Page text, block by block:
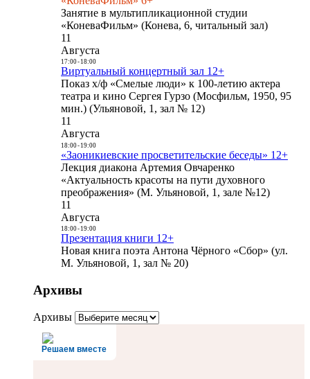
Занятие в мультипликационной студии
«КоневаФильм» (Конева, 6, читальный зал)
11
Августа
17:00- 18:00
Виртуальный концертный зал 12+
Показ х/ф «Смелые люди» к 100-летию актера
театра и кино Сергея Гурзо (Мосфильм, 1950, 95
мин.) (Ульяновой, 1, зал № 12)
11
Августа
18:00- 19:00
«Заоникиевские просветительские беседы» 12+
Лекция диакона Артемия Овчаренко
«Актуальность красоты на пути духовного
преображения» (М. Ульяновой, 1, зале №12)
11
Августа
18:00- 19:00
Презентация книги 12+
Новая книга поэта Антона Чёрного «Сбор» (ул.
М. Ульяновой, 1, зал № 20)
Архивы
Архивы
Решаем вместе